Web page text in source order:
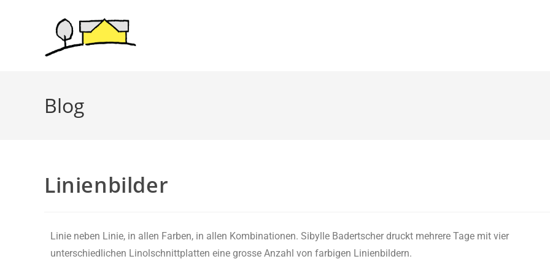
Blog
Linienbilder
Linie neben Linie, in allen Farben, in allen Kombinationen. Sibylle Badertscher druckt mehrere Tage mit vier
unterschiedlichen Linolschnittplatten eine grosse Anzahl von farbigen Linienbildern.